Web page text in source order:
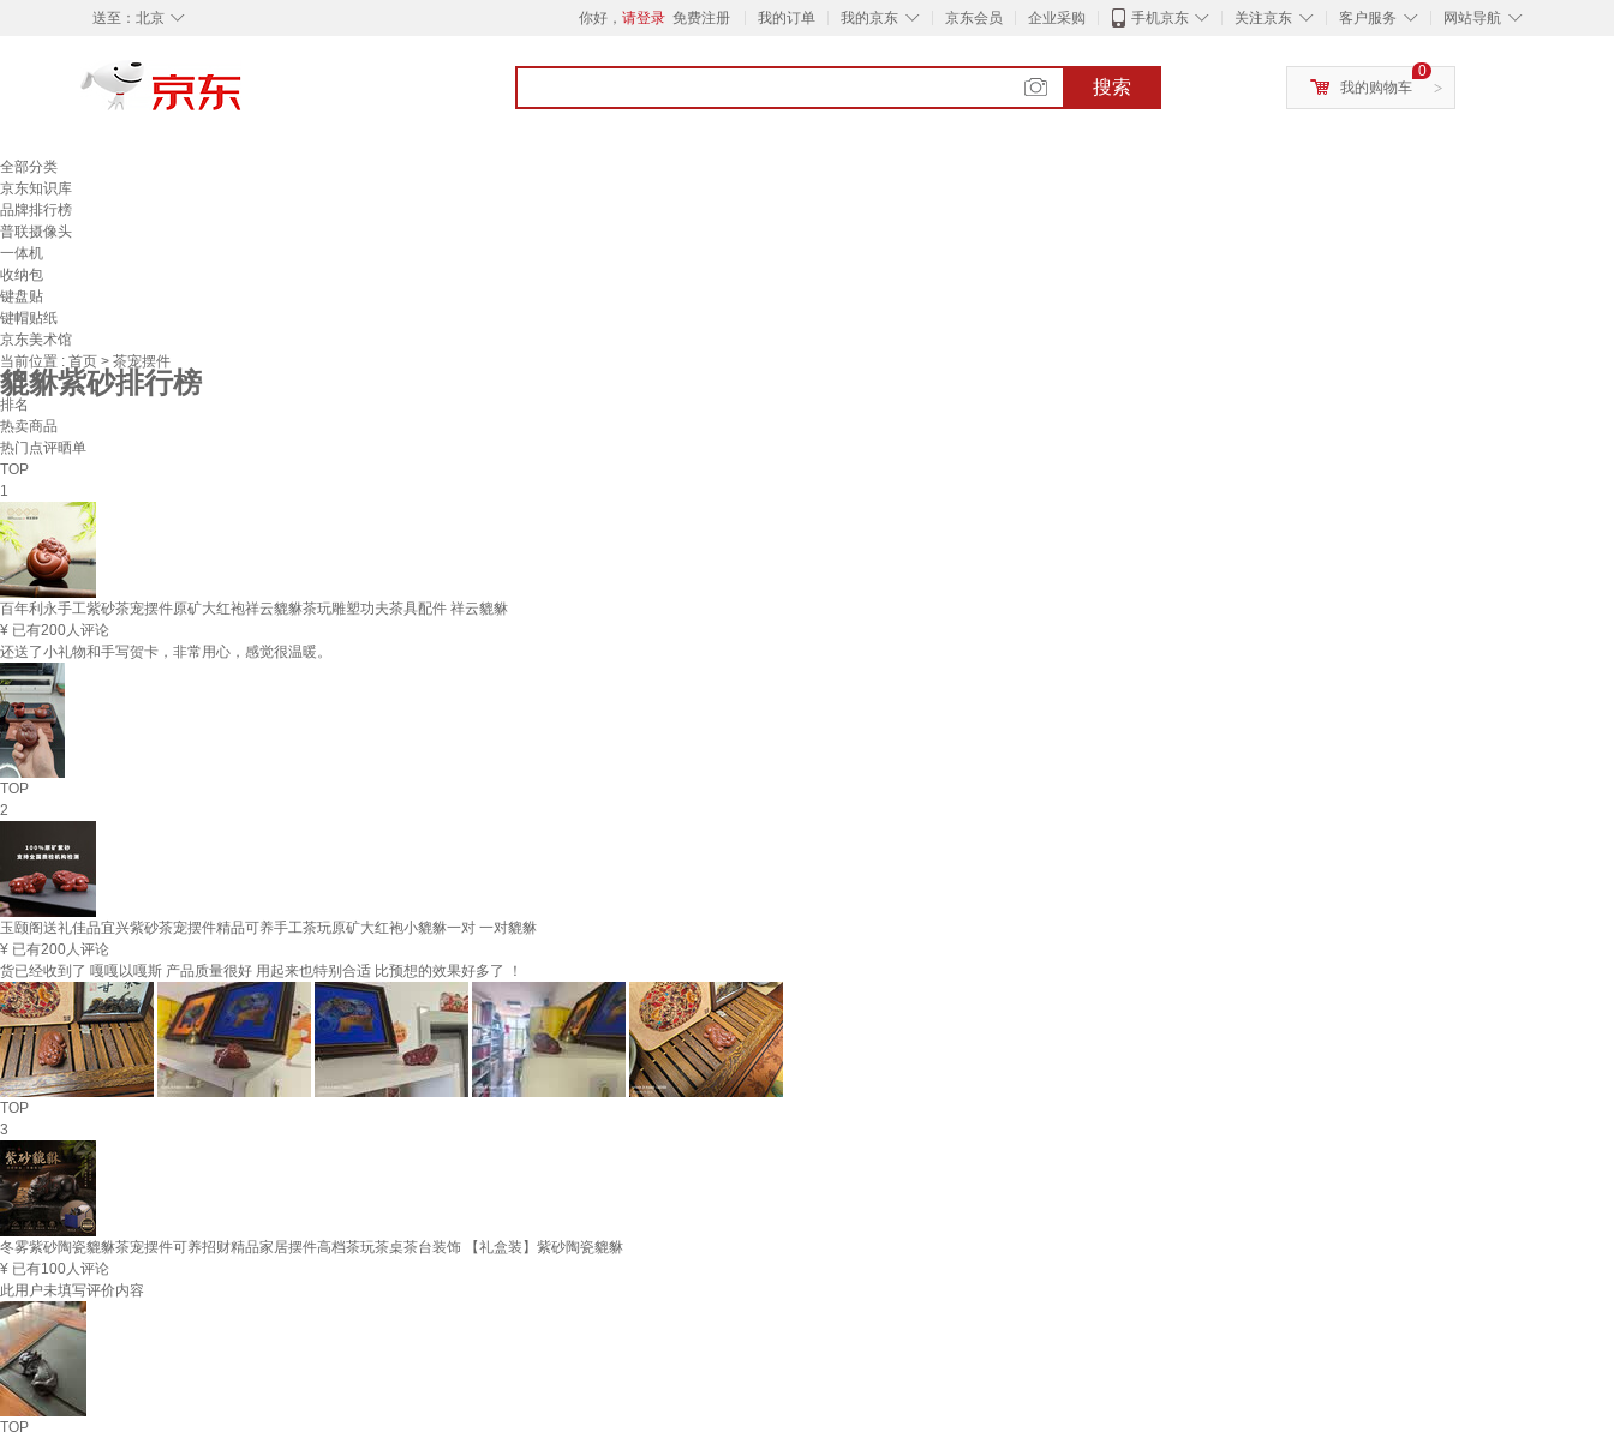
◇
送至： 北京 你好， 请登录 免费注册 我的订单 ◇
我的京东 京东会员 企业采购 ◇
手机京东 ◇
关注京东 ◇
客户服务 ◇
网站导航
搜索 >
0
我的购物车
全部分类
京东知识库
品牌排行榜
普联摄像头
一体机
收纳包
键盘贴
键帽贴纸
京东美术馆
当前位置 : 首页 > 茶宠摆件
貔貅紫砂排行榜
排名
热卖商品
热门点评晒单
TOP
1
百年利永手工紫砂茶宠摆件原矿大红袍祥云貔貅茶玩雕塑功夫茶具配件 祥云貔貅
¥ 已有200人评论
还送了小礼物和手写贺卡，非常用心，感觉很温暖。
TOP
2
玉颐阁送礼佳品宜兴紫砂茶宠摆件精品可养手工茶玩原矿大红袍小貔貅一对 一对貔貅
¥ 已有200人评论
货已经收到了 嘎嘎以嘎斯 产品质量很好 用起来也特别合适 比预想的效果好多了 ！
TOP
3
冬雾紫砂陶瓷貔貅茶宠摆件可养招财精品家居摆件高档茶玩茶桌茶台装饰 【礼盒装】紫砂陶瓷貔貅
¥ 已有100人评论
此用户未填写评价内容
TOP